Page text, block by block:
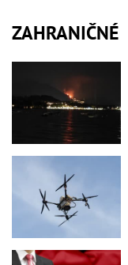
ZAHRANIČNÉ